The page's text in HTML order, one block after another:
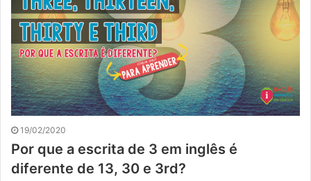
19/02/2020
Por que a escrita de 3 em inglês é
diferente de 13, 30 e 3rd?